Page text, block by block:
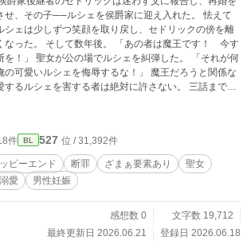
、その子──ルシェを侯爵家に迎え入れた。 怯えて
シェは少しずつ笑顔を取り戻し、セドリックの傍を離
年後。 「あの者は魔王です！ 今す
ルシェを糾弾した。 「それが何
愛いルシェを侮辱するな！」 魔王だろうと関係な
るルシェを害する者は絶対に許さない。 三話までは
版と同じです。 全年齢版は一日早く投稿しております
話先がよめます。 四話目がR18内容です。 R18版。
り。魔王あり。BL。ハッピーエンド。毎日更新。全四
件 BL 527 位 / 31,392件
ピーエンド 断罪 ざまぁ要素あり
聖女
溺愛 男性妊娠
感想数 0
文字数 19,712
最終更新日 2026.06.21
登録日 2026.06.18